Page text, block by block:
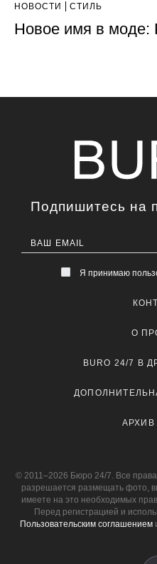
НОВОСТИ СТИЛЬ
Новое имя в моде:
Подпишитесь на
Я принимаю
О
BURO 24/7 В
АРХИВ
© 2011–2026 Бюро 24/7. Все
разрешается размещать фото,
имеете на это необходимых
Перед регистрацией и
Пользовательским соглашением